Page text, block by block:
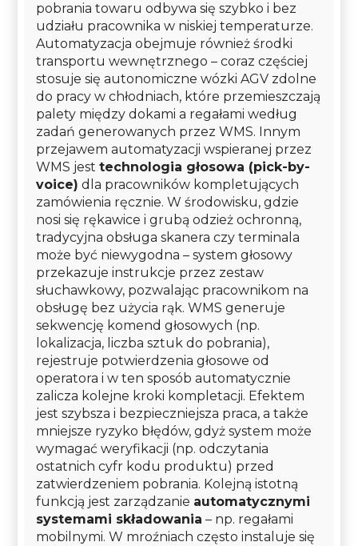
pobrania towaru odbywa się szybko i bez
udziału pracownika w niskiej temperaturze.
Automatyzacja obejmuje również środki
transportu wewnętrznego – coraz częściej
stosuje się autonomiczne wózki AGV zdolne
do pracy w chłodniach, które przemieszczają
palety między dokami a regałami według
zadań generowanych przez WMS. Innym
przejawem automatyzacji wspieranej przez
WMS jest technologia głosowa (pick-by-
voice) dla pracowników kompletujących
zamówienia ręcznie. W środowisku, gdzie
nosi się rękawice i grubą odzież ochronną,
tradycyjna obsługa skanera czy terminala
może być niewygodna – system głosowy
przekazuje instrukcje przez zestaw
słuchawkowy, pozwalając pracownikom na
obsługę bez użycia rąk. WMS generuje
sekwencję komend głosowych (np.
lokalizacja, liczba sztuk do pobrania),
rejestruje potwierdzenia głosowe od
operatora i w ten sposób automatycznie
zalicza kolejne kroki kompletacji. Efektem
jest szybsza i bezpieczniejsza praca, a także
mniejsze ryzyko błędów, gdyż system może
wymagać weryfikacji (np. odczytania
ostatnich cyfr kodu produktu) przed
zatwierdzeniem pobrania. Kolejną istotną
funkcją jest zarządzanie automatycznymi
systemami składowania – np. regałami
mobilnymi. W mroźniach często instaluje się